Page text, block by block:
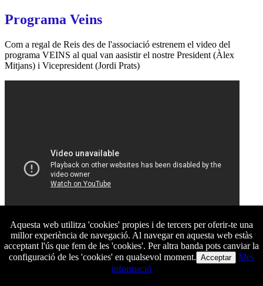
Programa Veins
Com a regal de Reis des de l'associació estrenem el video del
programa VEINS al qual van aasistir el nostre President (Àlex
Mitjans) i Vicepresident (Jordi Prats)
Aquesta web utilitza 'cookies' propies i de tercers per oferir-te una
millor experiència de navegació. Al navegar en aquesta web estàs
acceptant l'ús que fem de les 'cookies'. Per altra banda pots canviar la
configuració de les 'cookies' en qualsevol moment. Acceptar
Mes
informació